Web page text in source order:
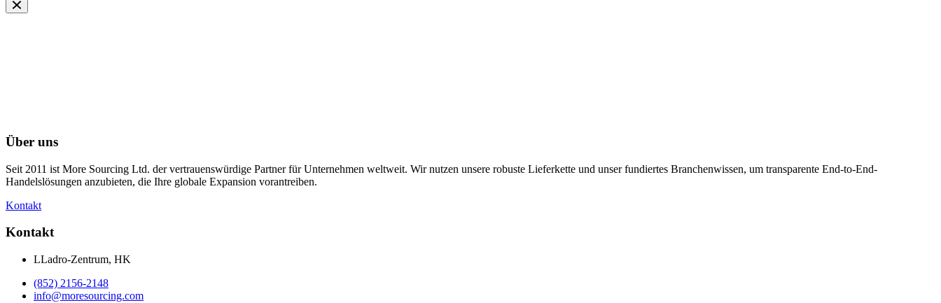
Über uns
Seit 2011 ist More Sourcing Ltd. der vertrauenswürdige Partner für Unternehmen weltweit. Wir nutzen unsere robuste Lieferkette und unser fundiertes Branchenwissen, um transparente End-to-End-
Handelslösungen anzubieten, die Ihre globale Expansion vorantreiben.
Kontakt
Kontakt
LLadro-Zentrum, HK
(852) 2156-2148
info@moresourcing.com